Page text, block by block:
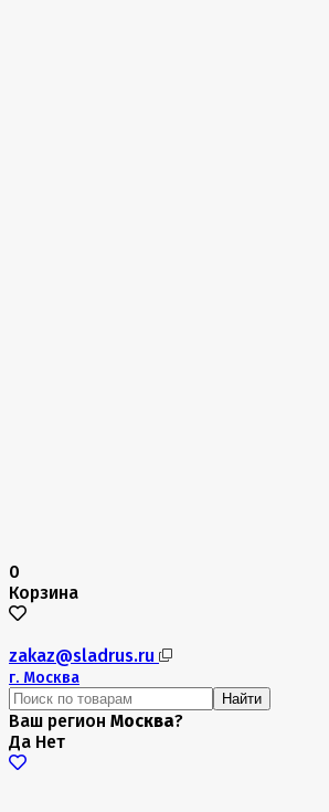
0
Корзина
zakaz@sladrus.ru
г. Москва
Найти
Ваш регион Москва?
Да Нет